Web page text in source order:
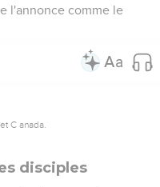
l'annonce comme le
C anada.
disciples